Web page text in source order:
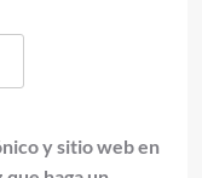
y sitio web en